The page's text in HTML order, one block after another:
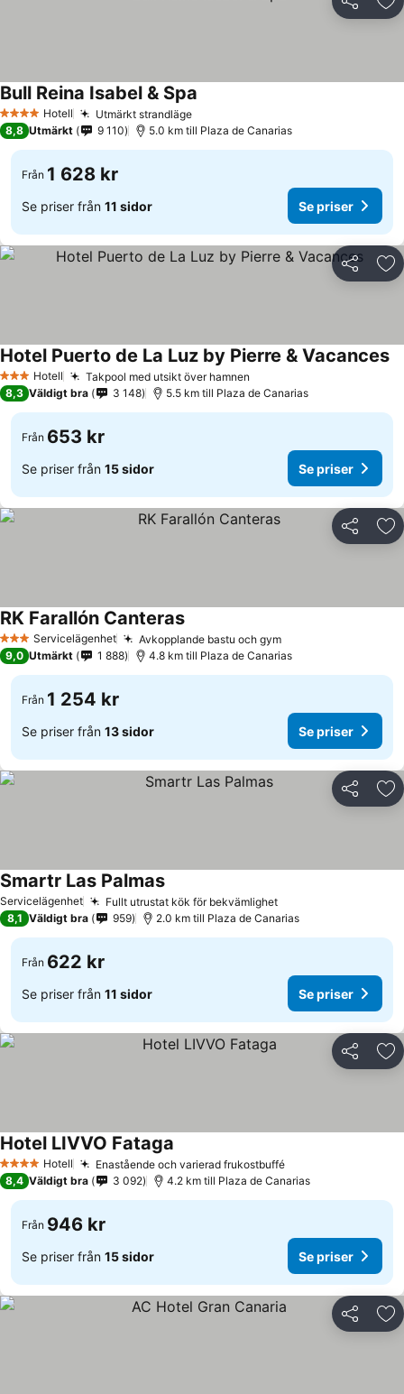
Dela
4 StjärnorHotell Utmärkt strandläge
Bull Reina Isabel & Spa
8,8 Utmärkt 9 110 5.0 km till Plaza de Canarias
Från 1 628 kr
Se priser från 11 sidor Se priser
Dela
3 StjärnorHotell Takpool med utsikt över hamnen
Hotel Puerto de La Luz by Pierre & Vacances
8,3 Väldigt bra 3 148 5.5 km till Plaza de Canarias
Från 653 kr
Se priser från 15 sidor Se priser
Dela
3 StjärnorServicelägenhet Avkopplande bastu och gym
RK Farallón Canteras
9,0 Utmärkt 1 888 4.8 km till Plaza de Canarias
Från 1 254 kr
Se priser från 13 sidor Se priser
Dela
Servicelägenhet Fullt utrustat kök för bekvämlighet
Smartr Las Palmas
8,1 Väldigt bra 959 2.0 km till Plaza de Canarias
Från 622 kr
Se priser från 11 sidor Se priser
Dela
4 StjärnorHotell Enastående och varierad frukostbuffé
Hotel LIVVO Fataga
8,4 Väldigt bra 3 092 4.2 km till Plaza de Canarias
Från 946 kr
Se priser från 15 sidor Se priser
Dela